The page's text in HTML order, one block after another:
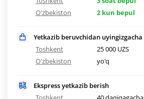
O'zbekiston
2 kun bepul
Yetkazib beruvchidan uyingizgacha
Toshkent
25 000 UZS
O'zbekiston
yo'q
Ekspress yetkazib berish